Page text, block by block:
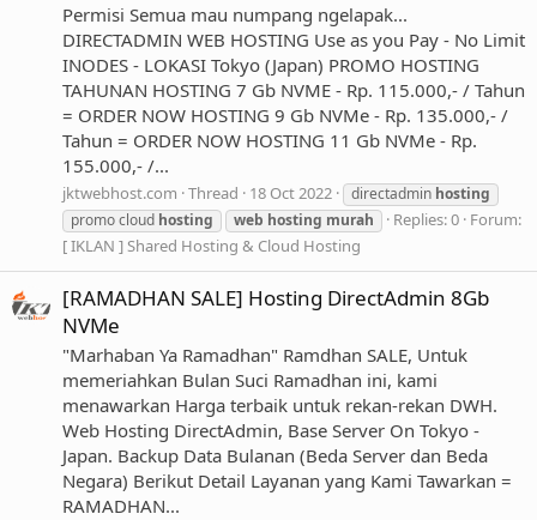
Permisi Semua mau numpang ngelapak...
DIRECTADMIN WEB HOSTING Use as you Pay - No Limit
INODES - LOKASI Tokyo (Japan) PROMO HOSTING
TAHUNAN HOSTING 7 Gb NVME - Rp. 115.000,- / Tahun
= ORDER NOW HOSTING 9 Gb NVMe - Rp. 135.000,- /
Tahun = ORDER NOW HOSTING 11 Gb NVMe - Rp.
155.000,- /...
jktwebhost.com Thread 18 Oct 2022 directadmin hosting
promo cloud hosting web hosting murah Replies: 0 Forum:
[ IKLAN ] Shared Hosting & Cloud Hosting
[RAMADHAN SALE] Hosting DirectAdmin 8Gb
NVMe
"Marhaban Ya Ramadhan" Ramdhan SALE, Untuk
memeriahkan Bulan Suci Ramadhan ini, kami
menawarkan Harga terbaik untuk rekan-rekan DWH.
Web Hosting DirectAdmin, Base Server On Tokyo -
Japan. Backup Data Bulanan (Beda Server dan Beda
Negara) Berikut Detail Layanan yang Kami Tawarkan =
RAMADHAN...